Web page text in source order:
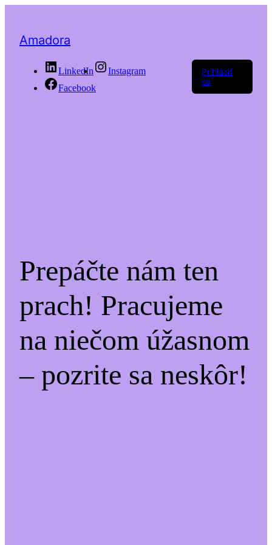
Amadora
LinkedIn
Instagram
Facebook
Prihlásiť
sa
Prepáčte nám ten
prach! Pracujeme
na niečom úžasnom
– pozrite sa neskôr!